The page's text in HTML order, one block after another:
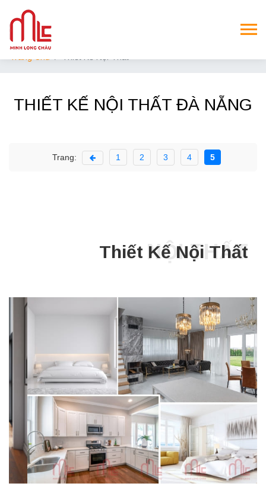
Trang Chủ Thiết Kế Nội Thất
THIẾT KẾ NỘI THẤT ĐÀ NẴNG
Trang: 1 2 3 4 5
NỘI THẤT
Thiết Kế Nội Thất